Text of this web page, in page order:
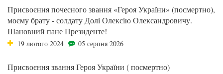
Присвоєння почесного звання «Героя України» (посмертно),
моєму брату - солдату Долі Олексію Олександровичу.
Шановний пане Президенте!
19 лютого 2024 05 серпня 2026
Присвоєння звання Героя України ( посмертно)